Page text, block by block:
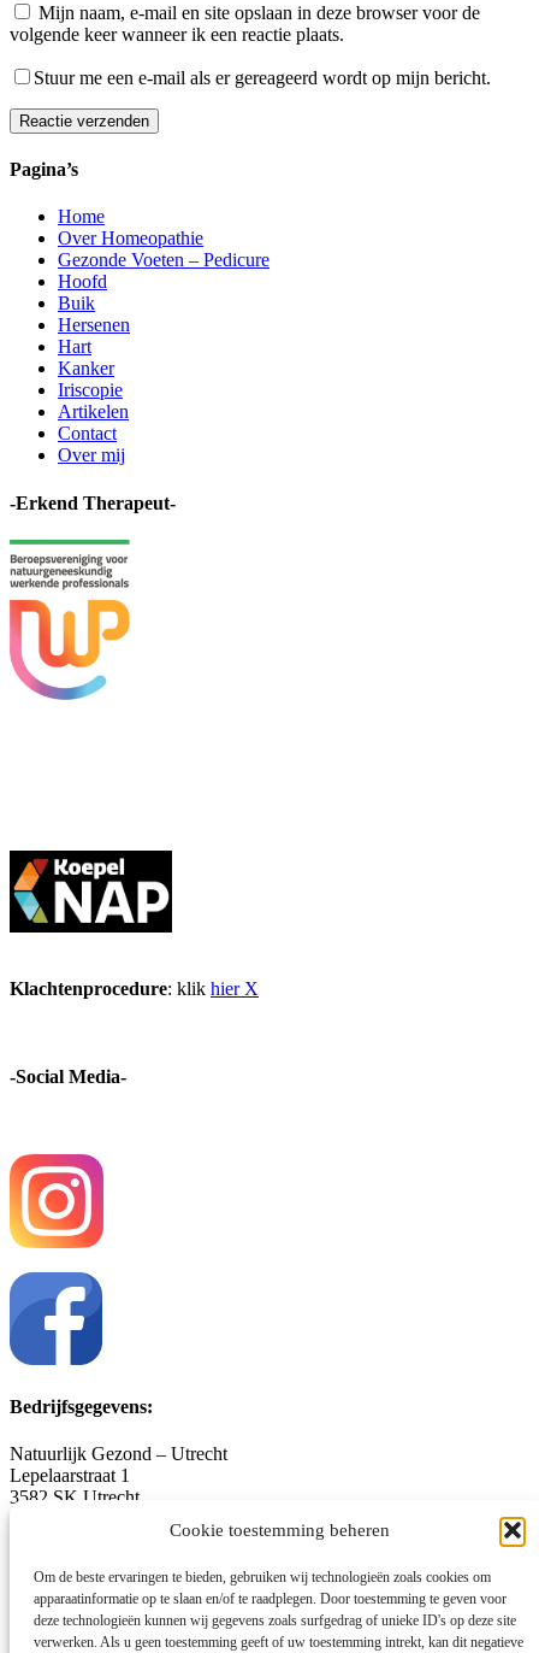
Cookie toestemming beheren
Om de beste ervaringen te bieden, gebruiken wij technologieën zoals cookies om
apparaatinformatie op te slaan en/of te raadplegen. Door toestemming te geven voor
deze technologieën kunnen wij gegevens zoals surfgedrag of unieke ID's op deze site
verwerken. Als u geen toestemming geeft of uw toestemming intrekt, kan dit negatieve
Mijn naam, e-mail en site opslaan in deze browser voor de
volgende keer wanneer ik een reactie plaats.
Stuur me een e-mail als er gereageerd wordt op mijn bericht.
Reactie verzenden
Pagina’s
Home
Over Homeopathie
Gezonde Voeten – Pedicure
Hoofd
Buik
Hersenen
Hart
Kanker
Iriscopie
Artikelen
Contact
Over mij
-Erkend Therapeut-
Klachtenprocedure: klik hier X
-Social Media-
Bedrijfsgegevens:
Natuurlijk Gezond – Utrecht
Lepelaarstraat 1
3582 SK Utrecht
KvK-nummer: 53454502
Algemene voorwaarden